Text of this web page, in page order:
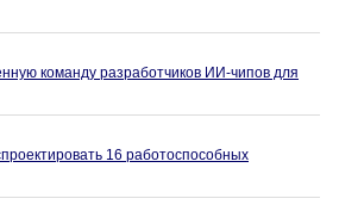
команду разработчиков ИИ-чипов для
16 работоспособных